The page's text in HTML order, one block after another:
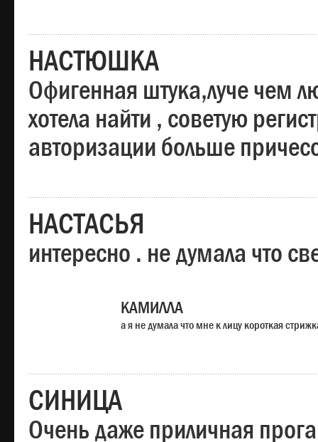
НАСТЮШКА
Офигенная штука,луче чем
хотела найти , советую
авторизации больше
НАСТАСЬЯ
интересно . не думала что
КАМИЛЛА
а я не думала что мне к лицу короткая
СИНИЦА
Очень даже приличная